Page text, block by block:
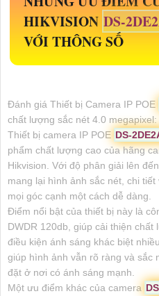
HIKVISION DS-
VỚI THÔNG SỐ
Đánh giá Thiết bị Camera IP POE
chất lượng sắc nét 4.0 megapixel:
Thiết bị camera IP POE DS-
phẩm chất lượng cao của hãng
Hikvision. Với độ phân giải lên
mang lại hình ảnh sắc nét, chi
mọi góc cạnh một cách dễ dàng.
Điểm nổi bật của thiết bị này là
DWDR 120db, giúp cải thiện
điều kiện ánh sáng khác biệt
giúp hình ảnh vẫn rõ ràng và sắc
đặt ở nơi có ánh sáng mạnh.
Một ưu điểm khác của camera